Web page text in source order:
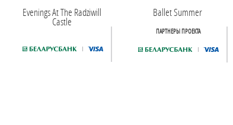
Evenings At The Radziwill
Castle
Ballet Summer
ПАРТНЕРЫ ПРОЕКТА